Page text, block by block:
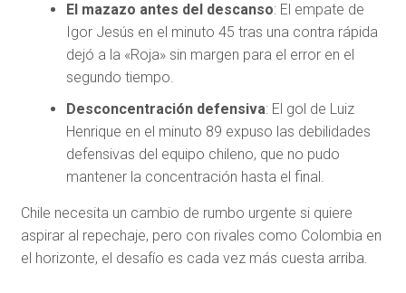
El mazazo antes del descanso: El empate de
Igor Jesús en el minuto 45 tras una contra rápida
dejó a la «Roja» sin margen para el error en el
segundo tiempo.
Desconcentración defensiva: El gol de Luiz
Henrique en el minuto 89 expuso las debilidades
defensivas del equipo chileno, que no pudo
mantener la concentración hasta el final.
Chile necesita un cambio de rumbo urgente si quiere
aspirar al repechaje, pero con rivales como Colombia en
el horizonte, el desafío es cada vez más cuesta arriba.